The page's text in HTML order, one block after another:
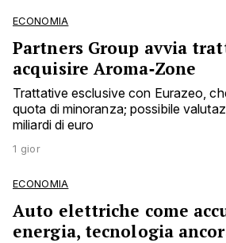
ECONOMIA
Partners Group avvia
acquisire Aroma‑Zone
Trattative esclusive con Eurazeo,
quota di minoranza; possibile
miliardi di euro
1 gior
ECONOMIA
Auto elettriche come
energia, tecnologia